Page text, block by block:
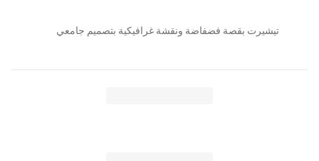
تيشيرت بقصة فضفاضة ونقشة غرافيكية بتصميم جامعي